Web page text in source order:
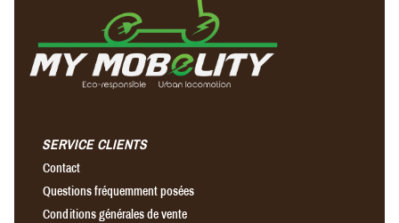
SERVICE CLIENTS
Contact
Questions fréquemment posées
Conditions générales de vente